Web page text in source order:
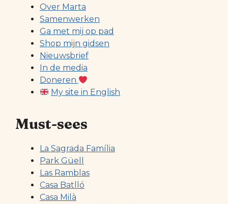
Over Marta
Samenwerken
Ga met mij op pad
Shop mijn gidsen
Nieuwsbrief
In de media
Doneren
My site in English
Must-sees
La Sagrada Família
Park Güell
Las Ramblas
Casa Batlló
Casa Milà